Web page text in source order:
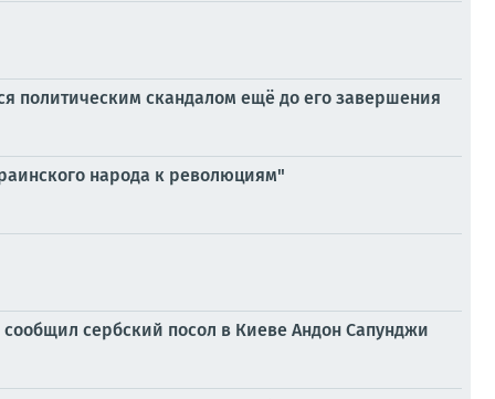
политическим скандалом ещё до его завершения
народа к революциям"
сербский посол в Киеве Андон Сапунджи